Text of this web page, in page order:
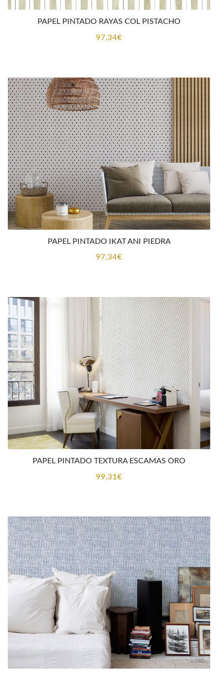
PAPEL PINTADO RAYAS COL PISTACHO
97,34€
PAPEL PINTADO IKAT ANI PIEDRA
97,34€
PAPEL PINTADO TEXTURA ESCAMAS ORO
99,31€